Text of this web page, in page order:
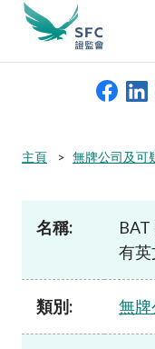
本會簡介
資料庫
尋
主頁 無牌公司及可
名稱:
BAT
有英
類別: 無牌